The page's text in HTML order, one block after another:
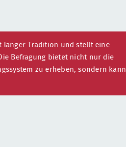
langer Tradition und stellt eine
Befragung bietet nicht nur die
zu erheben, sondern kann